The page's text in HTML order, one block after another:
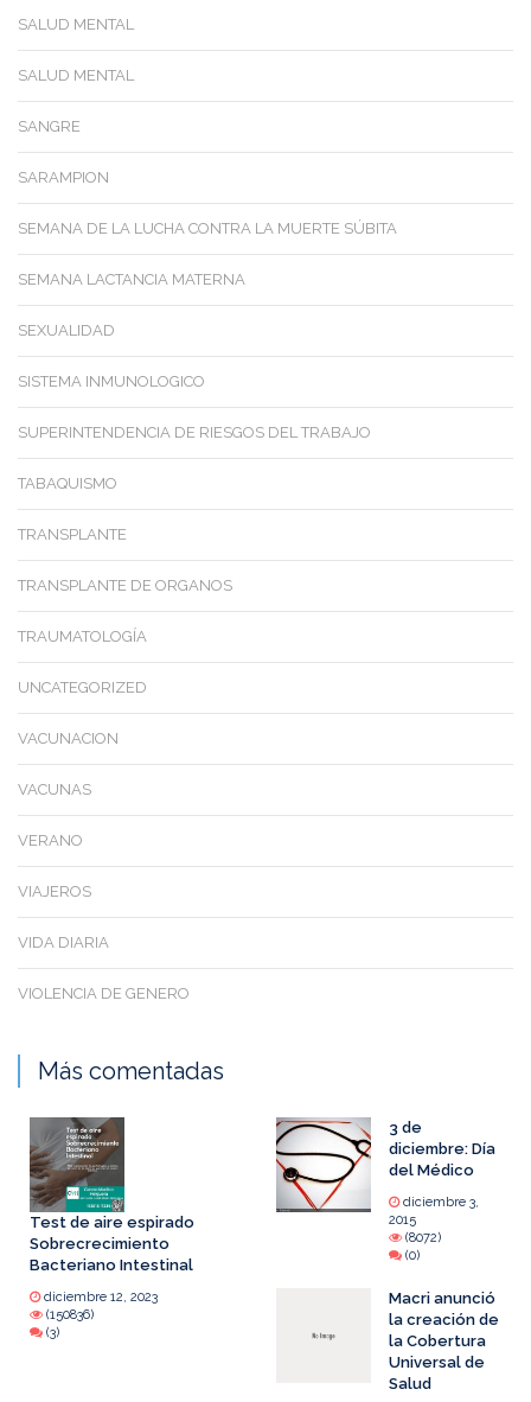
SALUD MENTAL
SALUD MENTAL
SANGRE
SARAMPION
SEMANA DE LA LUCHA CONTRA LA MUERTE SÚBITA
SEMANA LACTANCIA MATERNA
SEXUALIDAD
SISTEMA INMUNOLOGICO
SUPERINTENDENCIA DE RIESGOS DEL TRABAJO
TABAQUISMO
TRANSPLANTE
TRANSPLANTE DE ORGANOS
TRAUMATOLOGÍA
UNCATEGORIZED
VACUNACION
VACUNAS
VERANO
VIAJEROS
VIDA DIARIA
VIOLENCIA DE GENERO
Más comentadas
Test de aire espirado
Sobrecrecimiento
Bacteriano Intestinal
diciembre 12, 2023
(150836)
(3)
3 de
diciembre: Día
del Médico
diciembre 3,
2015
(8072)
(0)
Macri anunció
la creación de
la Cobertura
Universal de
Salud